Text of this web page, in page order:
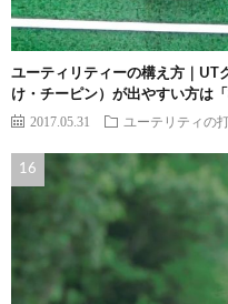
ユーティリティーの構え方｜UT
け・チーピン）が出やすい方は
2017.05.31 ユーテリティの